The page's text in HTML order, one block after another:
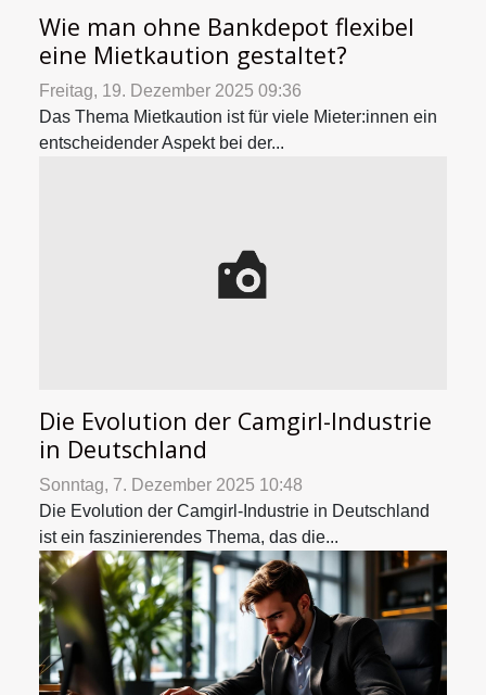
Wie man ohne Bankdepot flexibel
eine Mietkaution gestaltet?
Freitag, 19. Dezember 2025 09:36
Das Thema Mietkaution ist für viele Mieter:innen ein
entscheidender Aspekt bei der...
Die Evolution der Camgirl-Industrie
in Deutschland
Sonntag, 7. Dezember 2025 10:48
Die Evolution der Camgirl-Industrie in Deutschland
ist ein faszinierendes Thema, das die...